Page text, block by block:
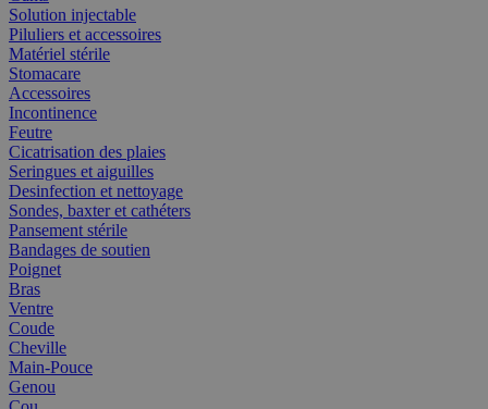
Solution injectable
Piluliers et accessoires
Matériel stérile
Stomacare
Accessoires
Incontinence
Feutre
Cicatrisation des plaies
Seringues et aiguilles
Desinfection et nettoyage
Sondes, baxter et cathéters
Pansement stérile
Bandages de soutien
Poignet
Bras
Ventre
Coude
Cheville
Main-Pouce
Genou